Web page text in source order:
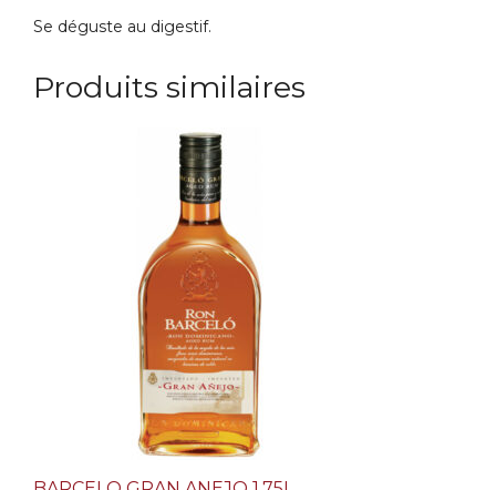
Se déguste au digestif.
Produits similaires